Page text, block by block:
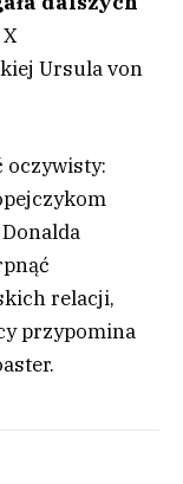
Ursula von
oczywisty:
relacji,
przypomina